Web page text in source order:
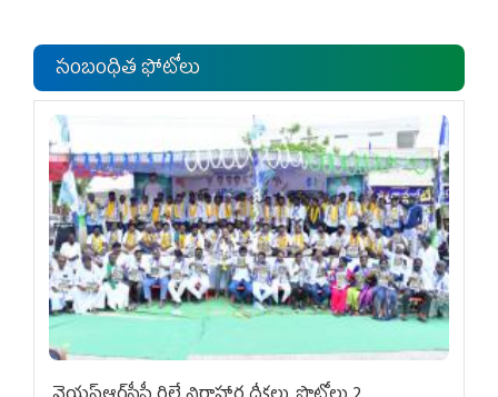
సంబంధిత ఫోటోలు